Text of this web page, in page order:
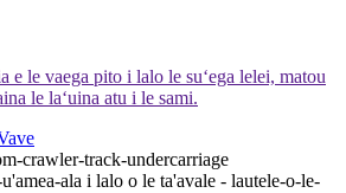
e le vaega pito i lalo le suʻega lelei, matou
le laʻuina atu i le sami.